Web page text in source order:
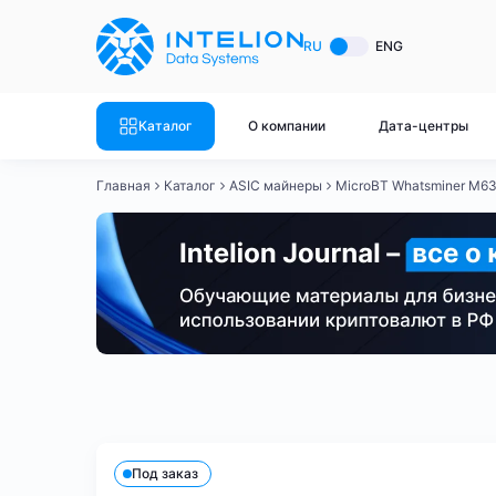
RU ENG
Каталог О компании Дата-центры
ASIC майнеры
Canaan
Innosilicon
Готовый
Готовый
Готовый
Готовый
Готовый
Главная Каталог ASIC майнеры MicroBT Whatsminer
Под заказ